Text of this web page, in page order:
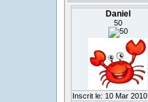
Daniel
50
Inscrit le: 10 Mar 2010